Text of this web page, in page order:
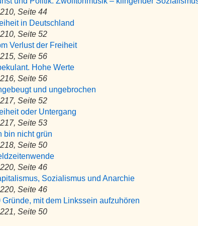
Seite 44
in Deutschland
Seite 52
Verlust der Freiheit
Seite 56
Hohe Werte
Seite 56
und ungebrochen
Seite 52
oder Untergang
Seite 53
bin nicht grün
Seite 50
Seite 46
Sozialismus und Anarchie
Seite 46
Gründe, mit dem Linkssein aufzuhören
Seite 50